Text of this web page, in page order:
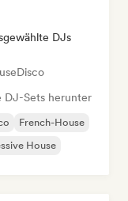
DJs
Disco
DJ-Sets herunter
French-House
House